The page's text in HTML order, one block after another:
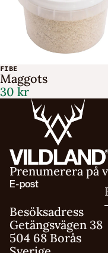
FIBE
Maggots
30 kr
Prenumerera på
E-post
Besöksadress
Getängsvägen 38
504 68 Borås